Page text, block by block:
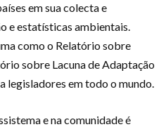
em sua colecta e
e estatísticas ambientais.
como o Relatório sobre
sobre Lacuna de Adaptação
legisladores em todo o mundo.
e na comunidade é